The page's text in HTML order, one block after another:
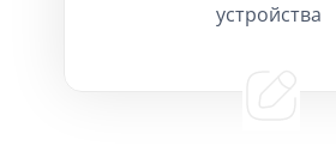
устройства